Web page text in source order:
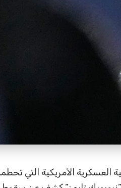
العسكرية الأمريكية التي